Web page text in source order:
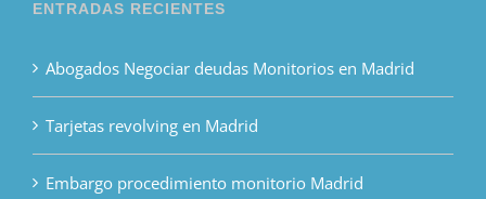
ENTRADAS RECIENTES
Abogados Negociar deudas Monitorios en Madrid
Tarjetas revolving en Madrid
Embargo procedimiento monitorio Madrid